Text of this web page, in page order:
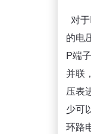
对
的电
P端
并联
压表
少可
环路